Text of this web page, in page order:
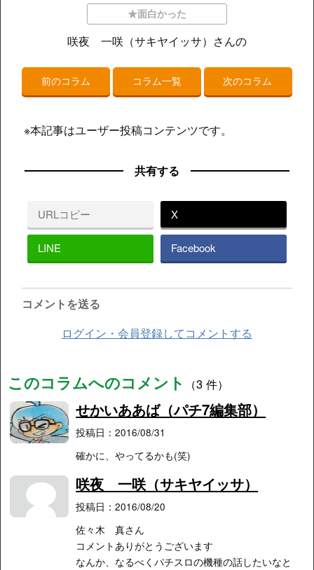
★面白かった
咲夜 一咲（サキヤイッサ）さんの
前のコラム コラム一覧 次のコラム
※本記事はユーザー投稿コンテンツです。
共有する
URLコピー X
LINE Facebook
コメントを送る
ログイン・会員登録してコメントする
このコラムへのコメント （3 件）
せかいああば（パチ7編集部）
投稿日：2016/08/31
確かに、やってるかも(笑)
咲夜 一咲（サキヤイッサ）
投稿日：2016/08/20
佐々木 真さん
コメントありがとうございます
なんか、なるべくパチスロの機種の話したいなと